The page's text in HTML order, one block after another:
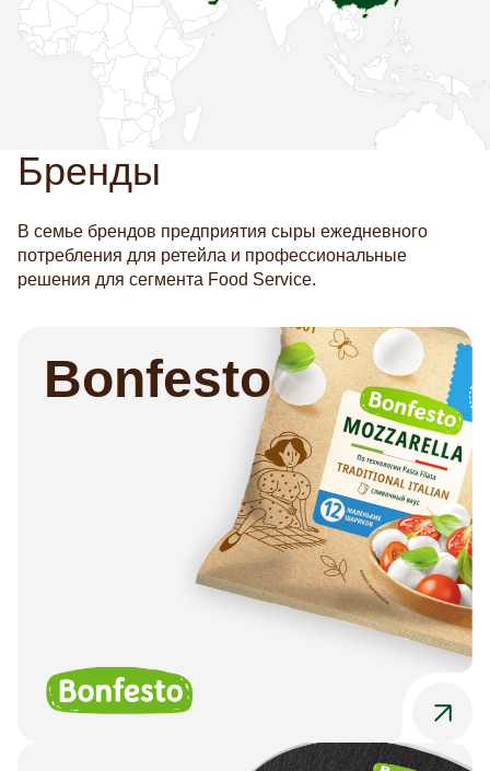
Бренды
В семье брендов предприятия сыры ежедневного
потребления для ретейла и профессиональные
решения для сегмента Food Service.
Bonfesto